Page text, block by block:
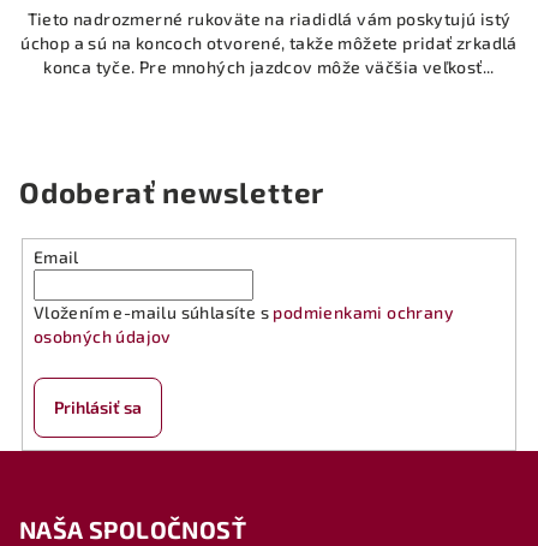
Tieto nadrozmerné rukoväte na riadidlá vám poskytujú istý
úchop a sú na koncoch otvorené, takže môžete pridať zrkadlá
konca tyče. Pre mnohých jazdcov môže väčšia veľkosť...
Odoberať newsletter
Email
Vložením e-mailu súhlasíte s podmienkami ochrany
osobných údajov
Prihlásiť sa
NAŠA SPOLOČNOSŤ